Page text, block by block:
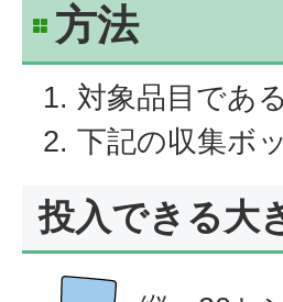
方法
対象品目であ
下記の収集ボ
投入できる大